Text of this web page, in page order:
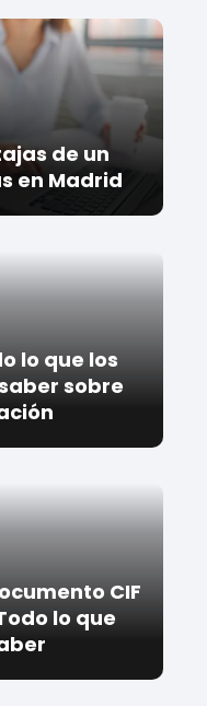
de un
en Madrid
lo que los
sobre
CIF
lo que